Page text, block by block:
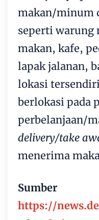
makan/minum
seperti warung
makan, kafe,
lapak jalanan,
lokasi
berlokasi pada
perbelanjaan/
delivery/take
menerima
Sumber
https://